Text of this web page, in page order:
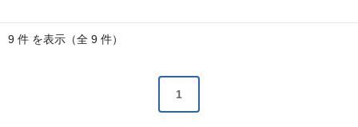
9 件 を表示（全 9 件）
1